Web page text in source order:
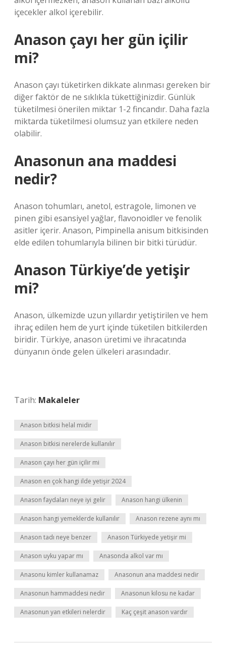
içecekler alkol içerebilir.
Anason çayı her gün içilir
mi?
Anason çayı tüketirken dikkate alınması gereken bir
diğer faktör de ne sıklıkla tükettiğinizdir. Günlük
tüketilmesi önerilen miktar 1-2 fincandır. Daha fazla
miktarda tüketilmesi olumsuz yan etkilere neden
olabilir.
Anasonun ana maddesi
nedir?
Anason tohumları, anetol, estragole, limonen ve
pinen gibi esansiyel yağlar, flavonoidler ve fenolik
asitler içerir. Anason, Pimpinella anisum bitkisinden
elde edilen tohumlarıyla bilinen bir bitki türüdür.
Anason Türkiye’de yetişir
mi?
Anason, ülkemizde uzun yıllardır yetiştirilen ve hem
ihraç edilen hem de yurt içinde tüketilen bitkilerden
biridir. Türkiye, anason üretimi ve ihracatında
dünyanın önde gelen ülkeleri arasındadır.
Tarih: Makaleler
Anason bitkisi helal midir
Anason bitkisi nerelerde kullanılır
Anason çayı her gün içilir mi
Anason en çok hangi ilde yetişir 2024
Anason faydaları neye iyi gelir Anason hangi ülkenin
Anason hangi yemeklerde kullanılır Anason rezene aynı mı
Anason tadı neye benzer Anason Türkiyede yetişir mi
Anason uyku yapar mı Anasonda alkol var mı
Anasonu kimler kullanamaz Anasonun ana maddesi nedir
Anasonun hammaddesi nedir Anasonun kilosu ne kadar
Anasonun yan etkileri nelerdir Kaç çeşit anason vardır